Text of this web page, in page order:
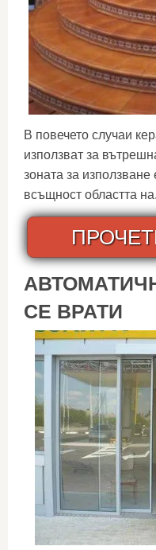
В повечето случаи
използват за
зоната за
всъщност областта
СЕ ВРАТИ